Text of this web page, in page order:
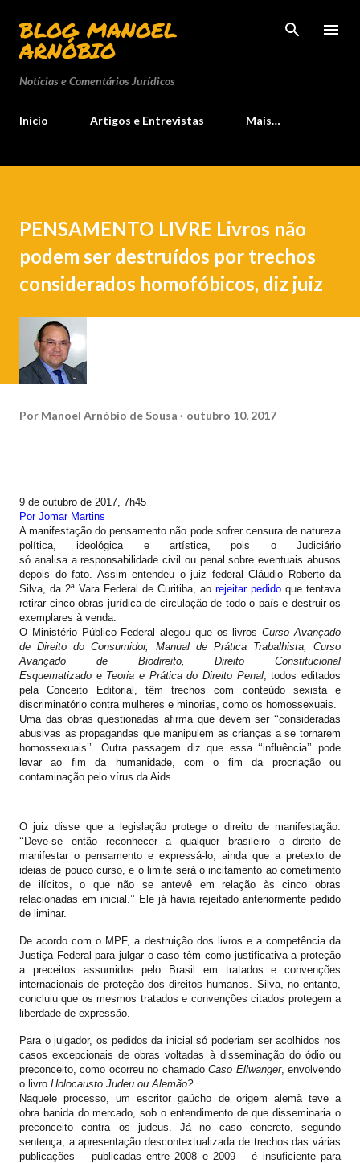
Pular para o conteúdo principal
BLOG MANOEL
ARNÓBIO
Notícias e Comentários Jurídicos
Início Artigos e Entrevistas Mais…
PENSAMENTO LIVRE Livros não
podem ser destruídos por trechos
considerados homofóbicos, diz juiz
Por Manoel Arnóbio de Sousa outubro 10, 2017
9 de outubro de 2017, 7h45
Por Jomar Martins
A manifestação do pensamento não pode sofrer censura de natureza
política, ideológica e artística, pois o Judiciário
só analisa a responsabilidade civil ou penal sobre eventuais abusos
depois do fato. Assim entendeu o juiz federal Cláudio Roberto da
Silva, da 2ª Vara Federal de Curitiba, ao rejeitar pedido que tentava
retirar cinco obras jurídica de circulação de todo o país e destruir os
exemplares à venda.
O Ministério Público Federal alegou que os livrosCurso Avançado
de Direito do Consumidor, Manual de Prática Trabalhista, Curso
Avançado de Biodireito, Direito Constitucional
Esquematizado e Teoria e Prática do Direito Penal, todos editados
pela Conceito Editorial, têm trechos com conteúdo sexista e
discriminatório contra mulheres e minorias, como os homossexuais.
Uma das obras questionadas afirma que devem ser ‘‘consideradas
abusivas as propagandas que manipulem as crianças a se tornarem
homossexuais’’. Outra passagem diz que essa ‘‘influência’’ pode
levar ao fim da humanidade, com o fim da procriação ou
contaminação pelo vírus da Aids.
O juiz disse que a legislação protege o direito de manifestação.
‘‘Deve-se então reconhecer a qualquer brasileiro o direito de
manifestar o pensamento e expressá-lo, ainda que a pretexto de
ideias de pouco curso, e o limite será o incitamento ao cometimento
de ilícitos, o que não se antevê em relação às cinco obras
relacionadas em inicial.’’ Ele já havia rejeitado anteriormente pedido
de liminar.
De acordo com o MPF, a destruição dos livros e a competência da
Justiça Federal para julgar o caso têm como justificativa a proteção
a preceitos assumidos pelo Brasil em tratados e convenções
internacionais de proteção dos direitos humanos. Silva, no entanto,
concluiu que os mesmos tratados e convenções citados protegem a
liberdade de expressão.
Para o julgador, os pedidos da inicial só poderiam ser acolhidos nos
casos excepcionais de obras voltadas à disseminação do ódio ou
preconceito, como ocorreu no chamadoCaso Ellwanger, envolvendo
o livro Holocausto Judeu ou Alemão?.
Naquele processo, um escritor gaúcho de origem alemã teve a
obra banida do mercado, sob o entendimento de que disseminaria o
preconceito contra os judeus. Já no caso concreto, segundo
sentença, a apresentação descontextualizada de trechos das várias
publicações -- publicadas entre 2008 e 2009 -- é insuficiente para